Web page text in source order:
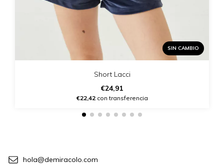
SIN CAMBIO
Short Lacci
€24,91
€22,42con transferencia
hola@demiracolo.com